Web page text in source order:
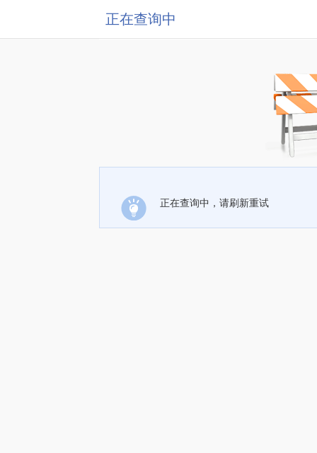
正在查询中
正在查询中，请刷新重试